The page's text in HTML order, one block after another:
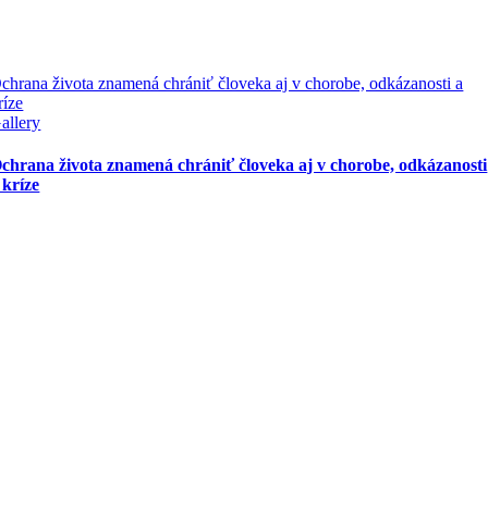
života znamená chrániť človeka aj v chorobe, odkázanosti a
života znamená chrániť človeka aj v chorobe, odkázanosti
kríze